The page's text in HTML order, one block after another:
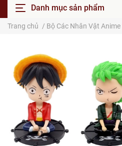
Danh mục sản phẩm
Trang chủ / Bộ Các Nhân Vật Anime